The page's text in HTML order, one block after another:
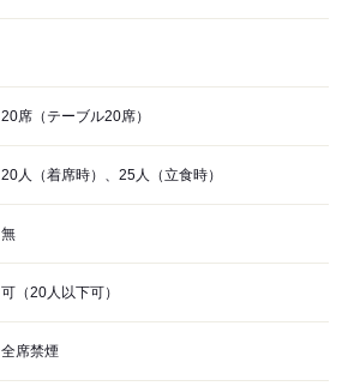
20席（テーブル20席）
20人（着席時）、25人（立食時）
無
可（20人以下可）
全席禁煙